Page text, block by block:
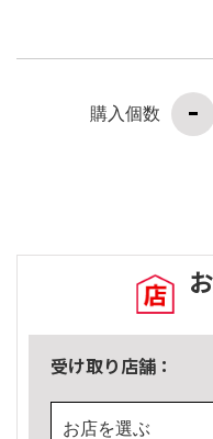
購入個数
受け取り店舗：
お店を選ぶ